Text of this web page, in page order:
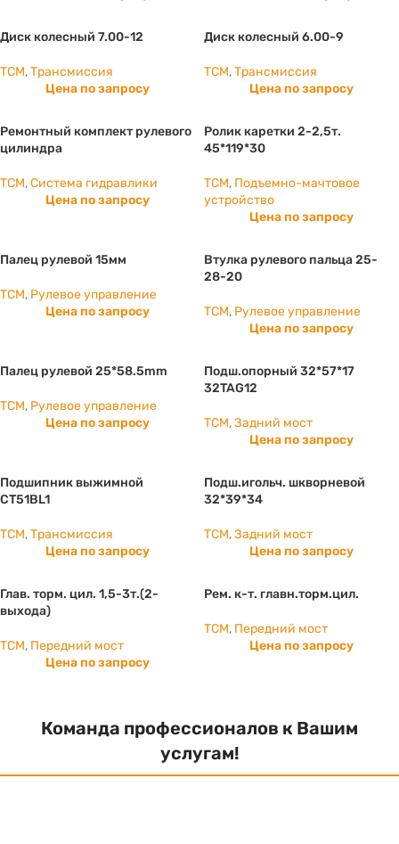
Диск колесный 7.00-12
TCM,Трансмиссия
Цена по запросу
Диск колесный 6.00-9
TCM,Трансмиссия
Цена по запросу
Ремонтный комплект рулевого
цилиндра
TCM,Система гидравлики
Цена по запросу
Ролик каретки 2-2,5т.
45*119*30
TCM, Подъемно-мачтовое
устройство
Цена по запросу
Палец рулевой 15мм
TCM, Рулевое управление
Цена по запросу
Втулка рулевого пальца 25-
28-20
TCM, Рулевое управление
Цена по запросу
Палец рулевой 25*58.5mm
TCM, Рулевое управление
Цена по запросу
Подш.опорный 32*57*17
32TAG12
TCM,Задний мост
Цена по запросу
Подшипник выжимной
CT51BL1
TCM,Трансмиссия
Цена по запросу
Подш.игольч. шкворневой
32*39*34
TCM,Задний мост
Цена по запросу
Глав. торм. цил. 1,5-3т.(2-
выхода)
TCM, Передний мост
Цена по запросу
Рем. к-т. главн.торм.цил.
TCM, Передний мост
Цена по запросу
Команда профессионалов к Вашим
услугам!